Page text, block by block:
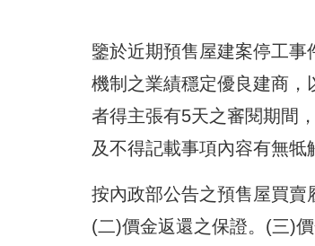
鑒於近期預售屋建案停工
機制之業績穩定優良建商
者得主張有5天之審閱期間
及不得記載事項內容有無牴
按內政部公告之預售屋買賣
(二)價金返還之保證。(三)